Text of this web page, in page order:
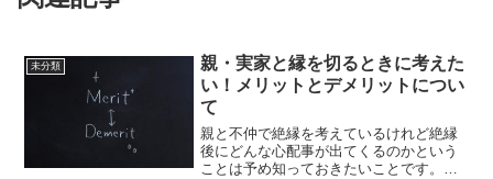
未分類
親・実家と縁を切るときに考えた
い！メリットとデメリットについ
て
親と不仲で絶縁を考えているけれど絶縁
後にどんな心配事が出てくるのかという
ことは予め知っておきたいことです。き